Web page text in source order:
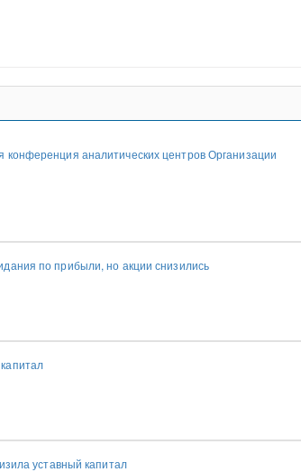
аналитических центров Организации
по прибыли, но акции снизились
уставный капитал